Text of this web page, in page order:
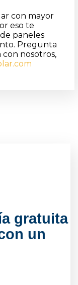
con mayor
eso te
paneles
Pregunta
nosotros,
gratuita
un